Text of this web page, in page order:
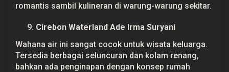
romantis sambil kulineran di warung-warung sekitar.
Cirebon Waterland Ade Irma Suryani
Wahana air ini sangat cocok untuk wisata keluarga.
Tersedia berbagai seluncuran dan kolam renang,
bahkan ada penginapan dengan konsep rumah